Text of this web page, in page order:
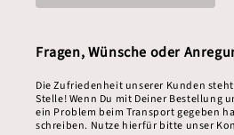
Fragen, Wünsche oder
Die Zufriedenheit unserer Kunden
Stelle! Wenn Du mit Deiner Bestellung
ein Problem beim Transport gegeben
schreiben. Nutze hierfür bitte unser